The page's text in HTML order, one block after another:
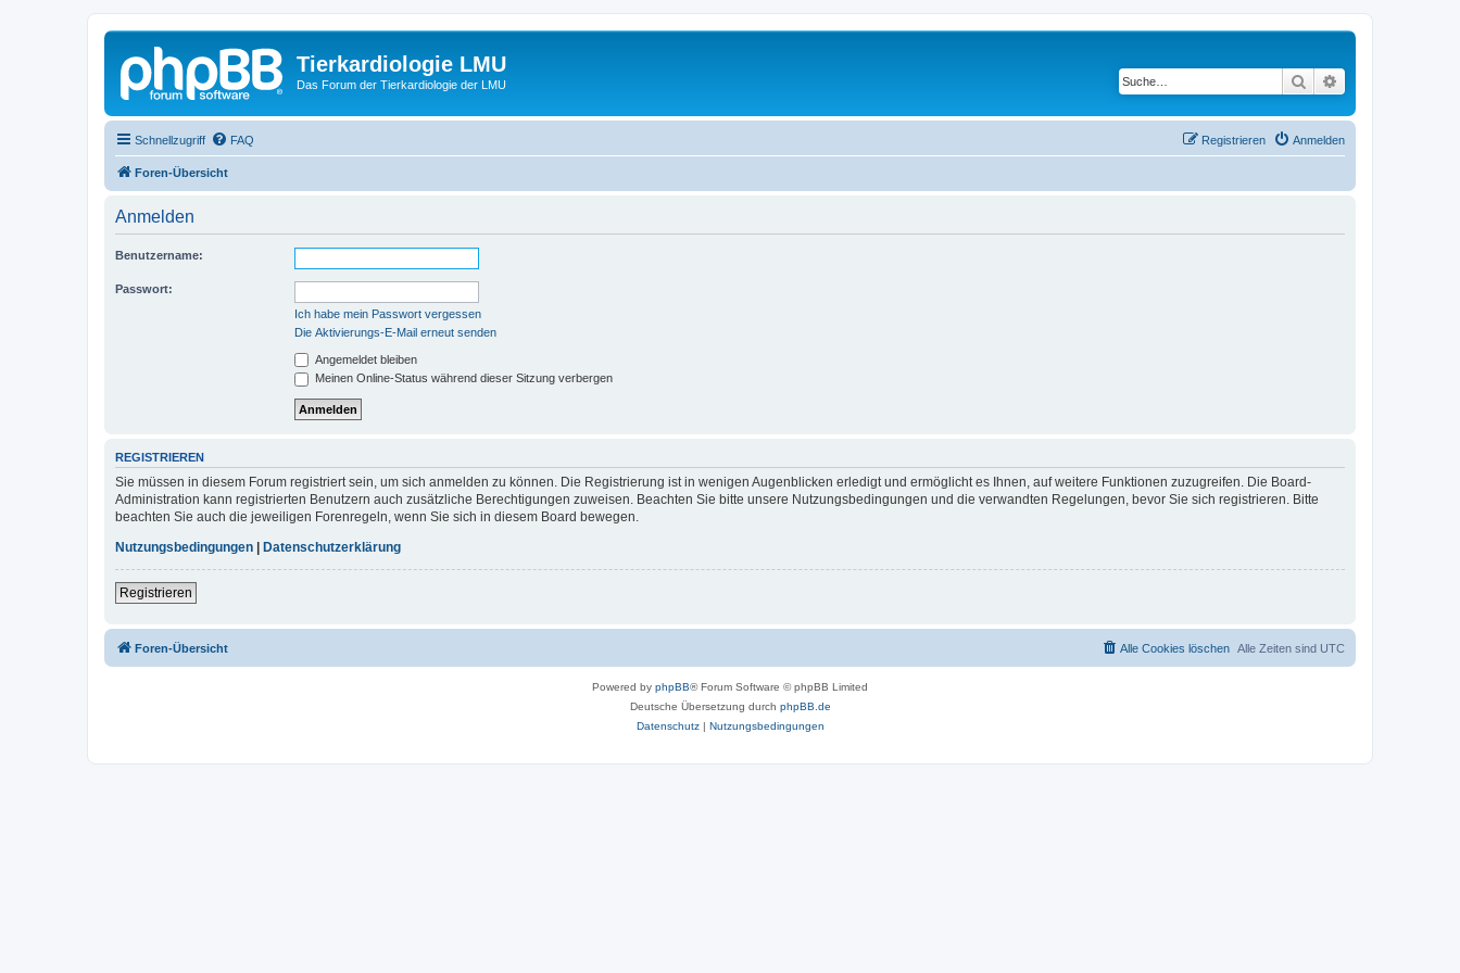
Tierkardiologie LMU
Das Forum der Tierkardiologie der LMU Suche
Schnellzugriff FAQ Anmelden
Registrieren
Foren-Übersicht
Anmelden
Benutzername:
Passwort:
Ich habe mein Passwort vergessen
Die Aktivierungs-E-Mail erneut senden
Angemeldet bleiben
Meinen Online-Status während dieser Sitzung verbergen
REGISTRIEREN
Sie müssen in diesem Forum registriert sein, um sich anmelden zu können. Die Registrierung ist in wenigen Augenblicken erledigt und ermöglicht es Ihnen, auf weitere Funktionen zuzugreifen. Die Board-
Administration kann registrierten Benutzern auch zusätzliche Berechtigungen zuweisen. Beachten Sie bitte unsere Nutzungsbedingungen und die verwandten Regelungen, bevor Sie sich registrieren. Bitte
beachten Sie auch die jeweiligen Forenregeln, wenn Sie sich in diesem Board bewegen.
Nutzungsbedingungen
Datenschutzerklärung
Registrieren
Foren-Übersicht Alle Zeiten sind UTC
Alle Cookies löschen
Powered by phpBB® Forum Software © phpBB Limited
Deutsche Übersetzung durch phpBB.de
Datenschutz| Nutzungsbedingungen